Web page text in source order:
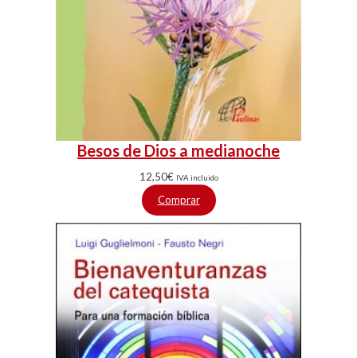
Besos de Dios a medianoche
12,50€ IVA incluido
Comprar